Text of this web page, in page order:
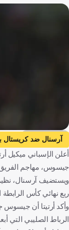
Getty Images
آرسنال ضد كريستال
كأس رابطة
إسبانيا
البرازيل
أعلن الإسباني ميكيل
جيسوس، مهاجم
ويستضيف آرسنال،
ربع نهائي كأس الرابطة
وأكد أرتيتا أن
الرباط الصليبي التي